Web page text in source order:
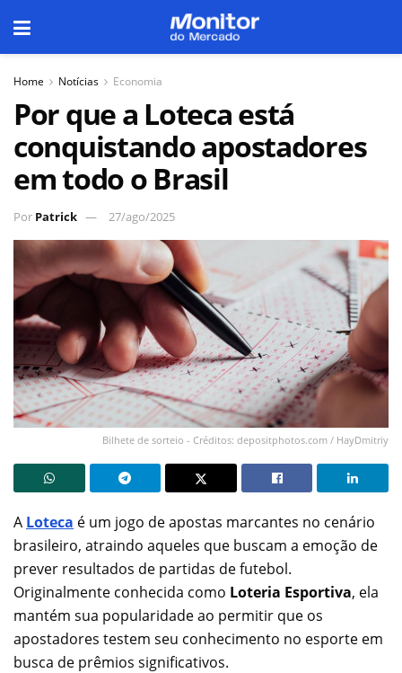
Home Notícias Economia
Por que a Loteca está
conquistando apostadores
em todo o Brasil
Por Patrick 27/ago/2025
Bilhete de sorteio - Créditos: depositphotos.com / HayDmitriy
A Loteca é um jogo de apostas marcantes no cenário
brasileiro, atraindo aqueles que buscam a emoção de
prever resultados de partidas de futebol.
Originalmente conhecida como Loteria Esportiva, ela
mantém sua popularidade ao permitir que os
apostadores testem seu conhecimento no esporte em
busca de prêmios significativos.